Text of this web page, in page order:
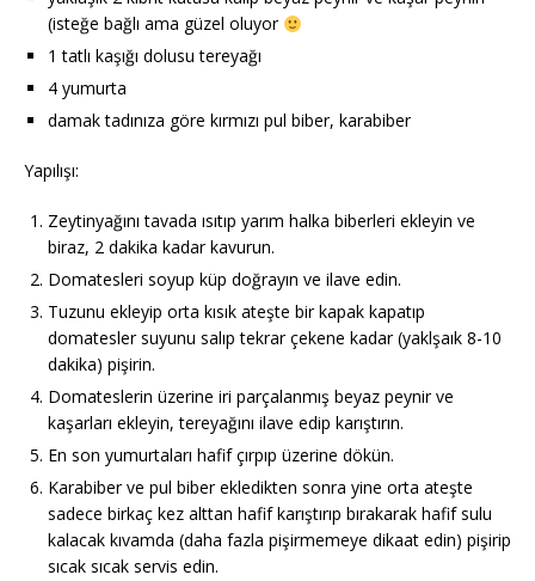
(isteğe bağlı ama güzel oluyor
1 tatlı kaşığı dolusu tereyağı
4 yumurta
damak tadınıza göre kırmızı pul biber, karabiber
Yapılışı:
Zeytinyağını tavada ısıtıp yarım halka biberleri ekleyin ve
biraz, 2 dakika kadar kavurun.
Domatesleri soyup küp doğrayın ve ilave edin.
Tuzunu ekleyip orta kısık ateşte bir kapak kapatıp
domatesler suyunu salıp tekrar çekene kadar (yaklşaık 8-10
dakika) pişirin.
Domateslerin üzerine iri parçalanmış beyaz peynir ve
kaşarları ekleyin, tereyağını ilave edip karıştırın.
En son yumurtaları hafif çırpıp üzerine dökün.
Karabiber ve pul biber ekledikten sonra yine orta ateşte
sadece birkaç kez alttan hafif karıştırıp bırakarak hafif sulu
kalacak kıvamda (daha fazla pişirmemeye dikaat edin) pişirip
sıcak sıcak servis edin.